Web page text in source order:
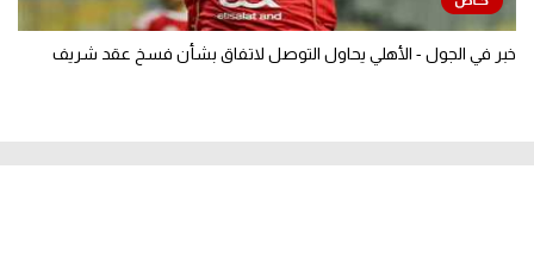
خبر في الجول - الأهلي يحاول التوصل لاتفاق بشأن فسخ عقد شريف